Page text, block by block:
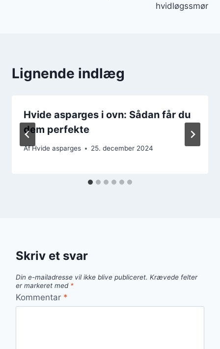
hvidløgssmør
Lignende indlæg
Hvide asparges i ovn: Sådan får du
dem perfekte
AfHvide asparges 25. december 2024
Skriv et svar
Din e-mailadresse vil ikke blive publiceret. Krævede felter
er markeret med *
Kommentar *